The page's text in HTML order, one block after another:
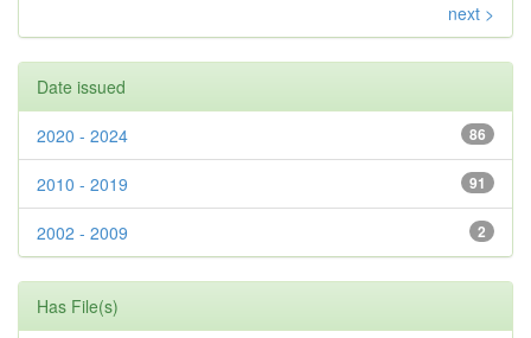
next >
Date issued
86
2020 - 2024
91
2010 - 2019
2
2002 - 2009
Has File(s)